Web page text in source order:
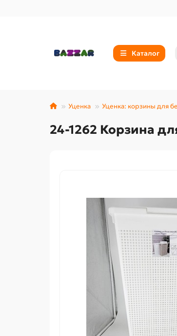
Каталог
Уценка Уценка: корзины для
24-1262 Корзина